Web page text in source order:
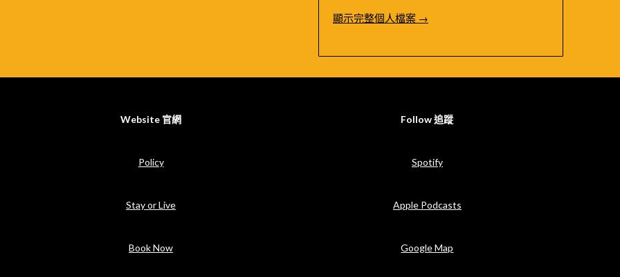
顯示完整個人檔案 →
Website 官網
Policy
Stay or Live
Book Now
Follow 追蹤
Spotify
Apple Podcasts
Google Map